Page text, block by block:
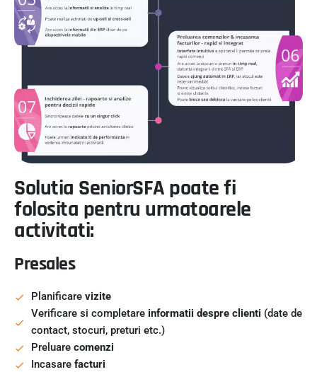
Solutia SeniorSFA poate fi
folosita pentru urmatoarele
activitati:
Presales
Planificare vizite
Verificare si completare informatii despre clienti (date de
contact, stocuri, preturi etc.)
Preluare comenzi
Incasare facturi